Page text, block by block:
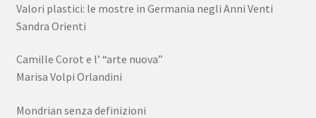
Valori plastici: le mostre in Germania negli Anni Venti
Sandra Orienti
Camille Corot e l’ “arte nuova”
Marisa Volpi Orlandini
Mondrian senza definizioni